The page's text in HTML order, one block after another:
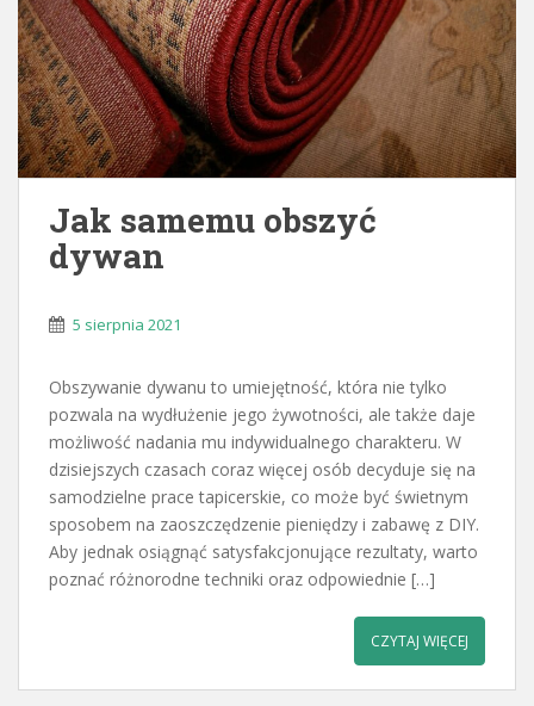
Jak samemu obszyć
dywan
5 sierpnia 2021
Obszywanie dywanu to umiejętność, która nie tylko
pozwala na wydłużenie jego żywotności, ale także daje
możliwość nadania mu indywidualnego charakteru. W
dzisiejszych czasach coraz więcej osób decyduje się na
samodzielne prace tapicerskie, co może być świetnym
sposobem na zaoszczędzenie pieniędzy i zabawę z DIY.
Aby jednak osiągnąć satysfakcjonujące rezultaty, warto
poznać różnorodne techniki oraz odpowiednie […]
CZYTAJ WIĘCEJ